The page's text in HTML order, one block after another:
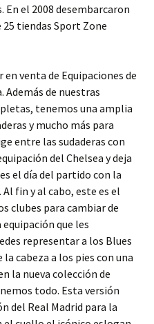
el 2008 desembarcaron
25 tiendas Sport Zone
venta de Equipaciones de
de nuestras
tenemos una amplia
y mucho más para
entre las sudaderas con
del Chelsea y deja
el día del partido con la
fin y al cabo, este es el
clubes para cambiar de
que les
representar a los Blues
cabeza a los pies con una
la nueva colección de
todo. Esta versión
del Real Madrid para la